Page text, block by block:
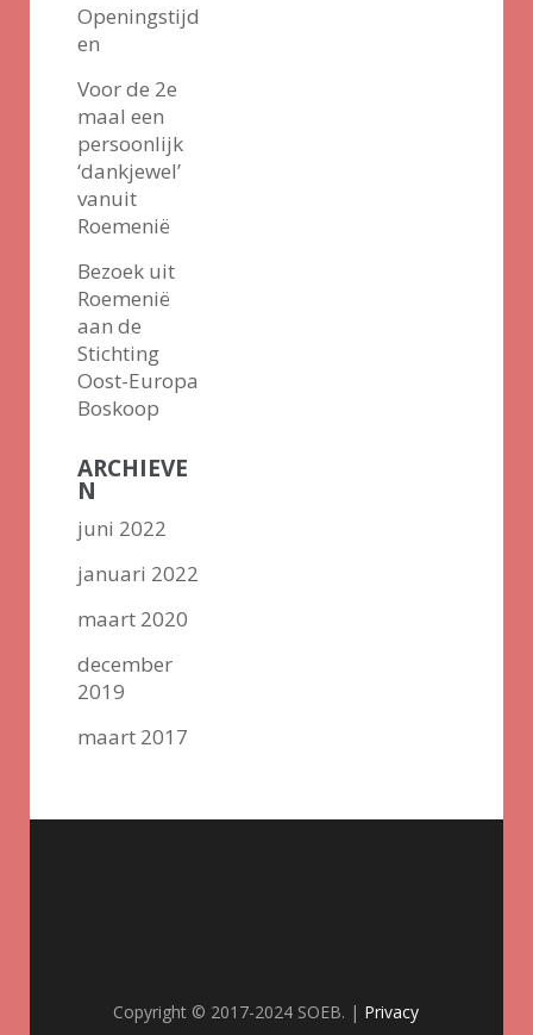
Openingstijd
en
Voor de 2e
maal een
persoonlijk
‘dankjewel’
vanuit
Roemenië
Bezoek uit
Roemenië
aan de
Stichting
Oost-Europa
Boskoop
ARCHIEVE
N
juni 2022
januari 2022
maart 2020
december
2019
maart 2017
Copyright © 2017-2024 SOEB. | Privacy